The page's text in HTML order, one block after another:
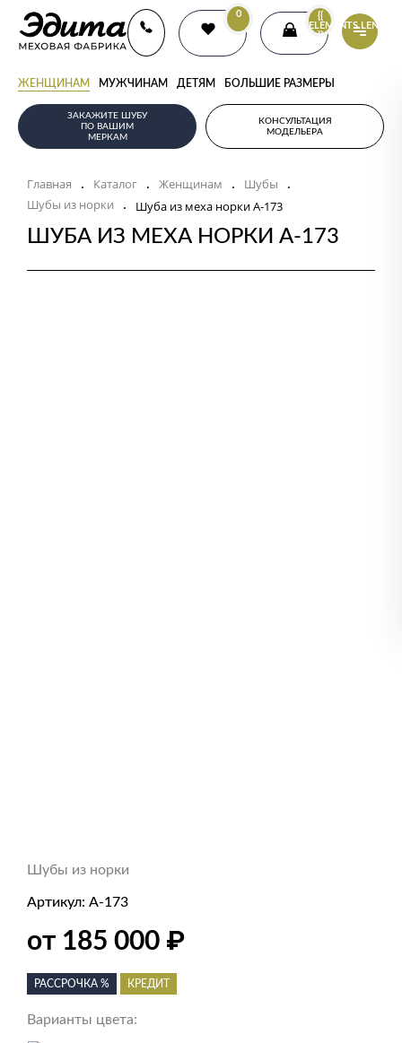
0
{{
ELEMENTS.LENGTH
}}
ЖЕНЩИНАМ МУЖЧИНАМ ДЕТЯМ БОЛЬШИЕ РАЗМЕРЫ
ЗАКАЖИТЕ ШУБУ
ПО ВАШИМ
МЕРКАМ
КОНСУЛЬТАЦИЯ
МОДЕЛЬЕРА
Главная . Каталог . Женщинам . Шубы .
Шубы из норки . Шуба из меха норки А-173
ШУБА ИЗ МЕХА НОРКИ А-173
Шубы из норки
Артикул: А-173
от 185 000 ₽
РАССРОЧКА % КРЕДИТ
Варианты цвета: